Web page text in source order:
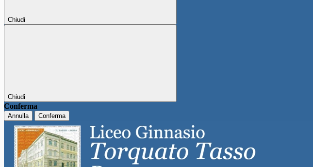
Chiudi
Chiudi
Conferma
Annulla Conferma